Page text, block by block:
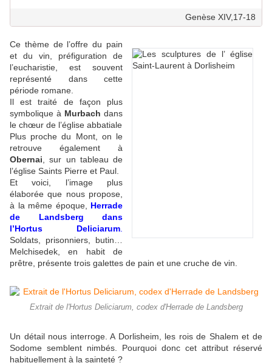
Genèse XIV,17-18
Ce thème de l’offre du pain
et du vin, préfiguration de
l’eucharistie, est souvent
représenté dans cette
période romane.
Il est traité de façon plus
symbolique à Murbach dans
le chœur de l’église abbatiale
Plus proche du Mont, on le
retrouve également à
Obernai , sur un tableau de
l’église Saints Pierre et Paul.
Et voici, l’image plus
élaborée que nous propose,
à la même époque,
Herrade
de Landsberg dans
l’Hortus Deliciarum
Soldats, prisonniers, butin…
Melchisedek, en habit de
prêtre, présente trois galettes de pain et une cruche de vin.
Extrait de l'Hortus Deliciarum, codex d'Herrade de Landsberg
Un détail nous interroge. A Dorlisheim, les rois de Shalem et de
Sodome semblent nimbés. Pourquoi donc cet attribut réservé
habituellement à la sainteté ?